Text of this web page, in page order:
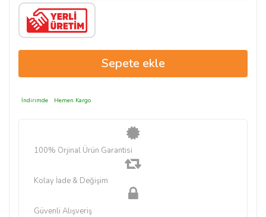
İndirimde Hemen Kargo
100% Orjinal Ürün Garantisi
Kolay İade & Değişim
Güvenli Alışveriş